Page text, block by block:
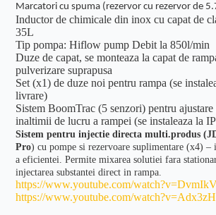
Marcatori cu spuma (rezervor cu rezervor de
Inductor de chimicale din inox cu capat de
35L
Tip pompa: Hiflow pump Debit la 850l/min
Duze de capat, se monteaza la capat de
pulverizare suprapusa
Set (x1) de duze noi pentru rampa (se
livrare)
Sistem BoomTrac (5 senzori) pentru ajustare
inaltimii de lucru a rampei (se instaleaza la
Sistem pentru injectie directa multi.produs
Pro) cu pompe si rezervoare suplimentare (x4) –
a eficientei. Permite mixarea solutiei fara
injectarea substantei direct in rampa.
https://www.youtube.com/
https://www.youtube.com/